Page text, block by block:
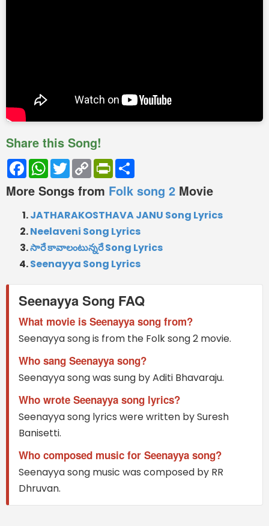
Share this Song!
FacebookWhatsApp
TwitterCopy
Link
PrintFriendly
More Songs from Folk song 2 Movie
JATHARAKOSTHAVA JANU Song Lyrics
Neelaveni Song Lyrics
సారే కావాలంటున్నరే Song Lyrics
Seenayya Song Lyrics
Seenayya Song FAQ
What movie is Seenayya song from?
Seenayya song is from the Folk song 2 movie.
Who sang Seenayya song?
Seenayya song was sung by Aditi Bhavaraju.
Who wrote Seenayya song lyrics?
Seenayya song lyrics were written by Suresh
Banisetti.
Who composed music for Seenayya song?
Seenayya song music was composed by RR
Dhruvan.